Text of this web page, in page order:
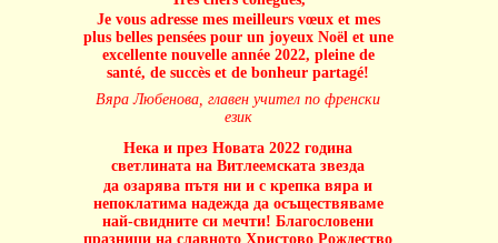
Je vous adresse mes meilleurs vœux et mes
plus belles pensées pour un joyeux Noël et une
excellente nouvelle année 2022, pleine de
santé, de succès et de bonheur partagé!
Вяра Любенова, главен учител по френски
език
Нека и през Новата 2022 година
светлината на Витлеемската звезда
да озарява пътя ни и с крепка вяра и
непоклатима надежда да осъществяваме
най-свидните си мечти! Благословени
празници на славното Христово Рождество